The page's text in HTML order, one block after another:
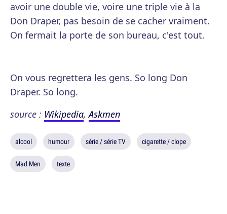
avoir une double vie, voire une triple vie à la
Don Draper, pas besoin de se cacher vraiment.
On fermait la porte de son bureau, c'est tout.
On vous regrettera les gens. So long Don
Draper. So long.
source : Wikipedia,Askmen
alcool humour série / série TV cigarette / clope
Mad Men texte